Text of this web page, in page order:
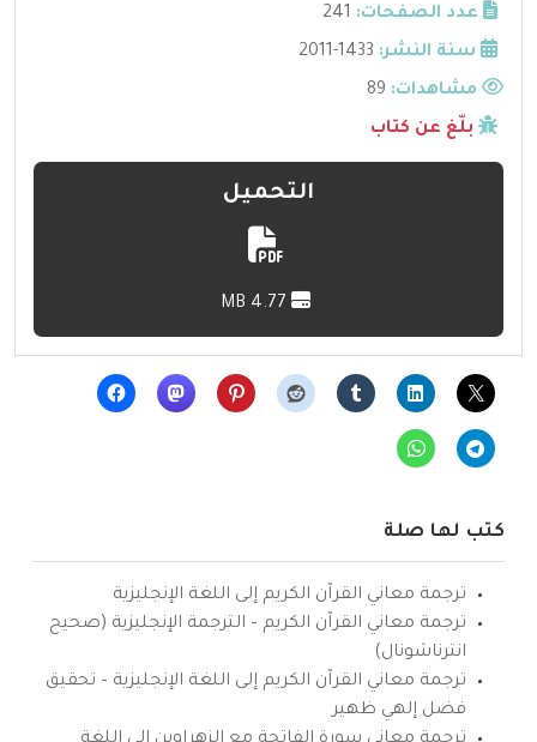
عدد الصفحات: 241
سنة النشر: 1433-2011
مشاهدات:
بلّغ عن كتاب
التحميل
كتب لها صلة
ترجمة معاني القرآن الكريم إلى اللغة الإنجليزية
ترجمة معاني القرآن الكريم – الترجمة الإنجليزية (صحيح
انترناشونال)
ترجمة معاني القرآن الكريم إلى اللغة الإنجليزية – تحقيق
فضل إلهي ظهير